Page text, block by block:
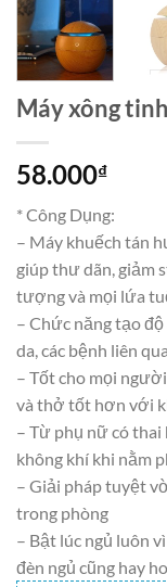
Máy xông
58.000₫
* Công Dụng:
– Máy khuếch tán
giúp thư dãn, giảm
tượng và mọi lứa
– Chức năng tạo
da, các bệnh liên
– Tốt cho mọi
và thở tốt hơn với
– Từ phụ nữ có
không khí khi nằm
– Giải pháp tuyệt
trong phòng
– Bật lúc ngủ luôn
đèn ngủ cũng hay